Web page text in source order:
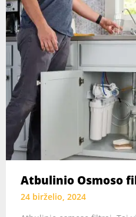
Atbulinio Osmoso
24 birželio, 2024